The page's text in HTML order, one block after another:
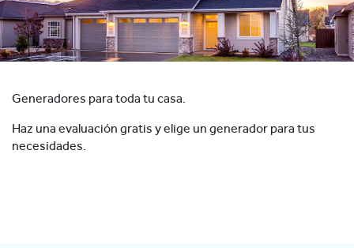
Generadores para toda tu casa.
Haz una evaluación gratis y elige un generador para tus
necesidades.